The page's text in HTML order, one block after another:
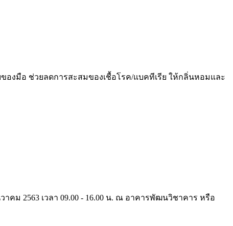
งมือ ช่วยลดการสะสมของเชื้อโรค/แบคทีเรีย ให้กลิ่นหอมและ
คม 2563 เวลา 09.00 - 16.00 น. ณ อาคารพัฒนวิชาคาร หรือ